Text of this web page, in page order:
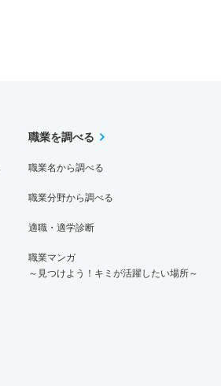
職業を調べる
職業名から調べる
職業分野から調べる
適職・適学診断
職業マンガ
～見つけよう！キミが活躍したい場所～